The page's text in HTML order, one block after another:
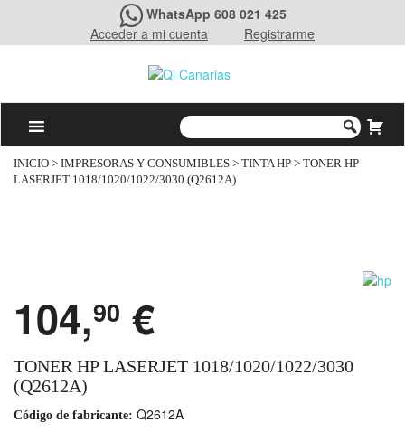
WhatsApp 608 021 425
Acceder a mi cuenta
Registrarme
INICIO > IMPRESORAS Y CONSUMIBLES > TINTA HP > TONER HP
LASERJET 1018/1020/1022/3030 (Q2612A)
104,90 €
TONER HP LASERJET 1018/1020/1022/3030
(Q2612A)
Código de fabricante: Q2612A